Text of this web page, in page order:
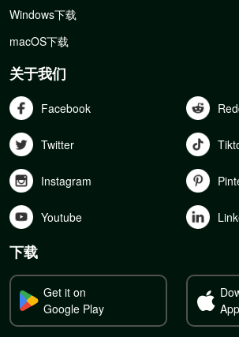
Windows下载
macOS下载
关于我们
Facebook
Twitter
Instagram
Youtube
下载
Get it on
Google Play